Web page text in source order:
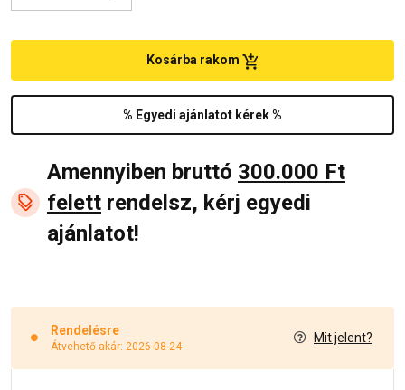
% Egyedi ajánlatot kérek %
Kosárba rakom
Amennyiben bruttó 300.000 Ft
felett rendelsz, kérj egyedi
ajánlatot!
Rendelésre
Átvehető akár: 2026-08-24
Mit jelent?